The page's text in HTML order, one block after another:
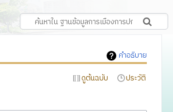
คำอธิบาย
ดูต้นฉบับ ประวัติ